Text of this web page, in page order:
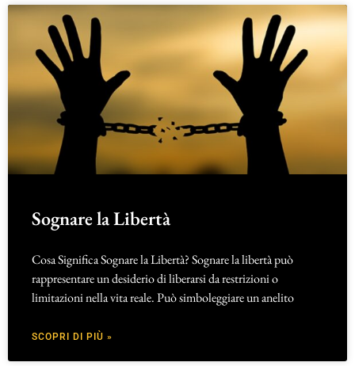
Sognare la Libertà
Cosa Significa Sognare la Libertà? Sognare la libertà può
rappresentare un desiderio di liberarsi da restrizioni o
limitazioni nella vita reale. Può simboleggiare un anelito
SCOPRI DI PIÙ »